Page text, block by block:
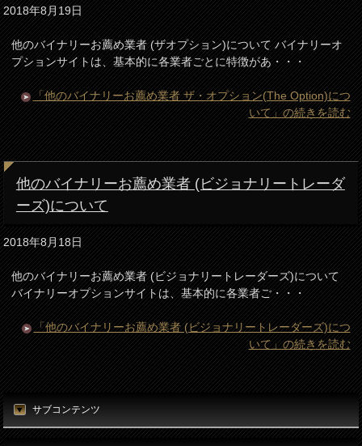
2018年8月19日
他のバイナリーお薦め業者 (ザオプション)について バイナリーオ
プションサイトは、基本的に各業者ごとに特徴があ・・・
「他のバイナリーお薦め業者 ザ・オプション(The Option)につ
いて」の続きを読む
他のバイナリーお薦め業者 (ビジョナリートレーダ
ーズ)について
2018年8月18日
他のバイナリーお薦め業者 (ビジョナリートレーダーズ)について
バイナリーオプションサイトは、基本的に各業者ご・・・
「他のバイナリーお薦め業者 (ビジョナリートレーダーズ)につ
いて」の続きを読む
サブコンテンツ